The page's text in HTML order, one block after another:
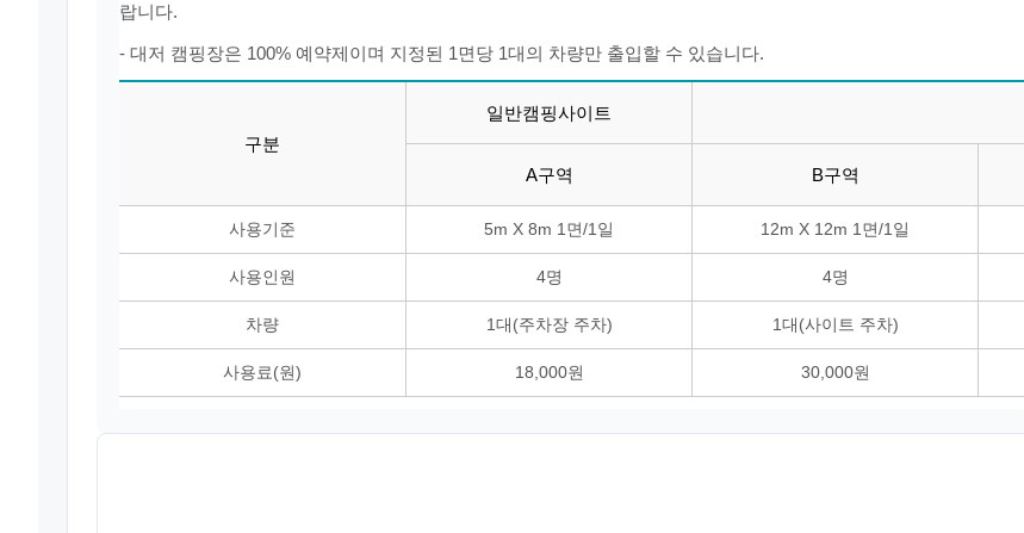
랍니다.
- 대저 캠핑장은 100% 예약제이며 지정된 1면당 1대의 차량만 출입할 수 있습니다.
구분
일반캠핑사이트
A구역 B구역
사용기준 5m X 8m 1면/1일 12m X 12m 1면/1일
사용인원 4명 4명
차량 1대(주차장 주차) 1대(사이트 주차)
사용료(원) 18,000원 30,000원